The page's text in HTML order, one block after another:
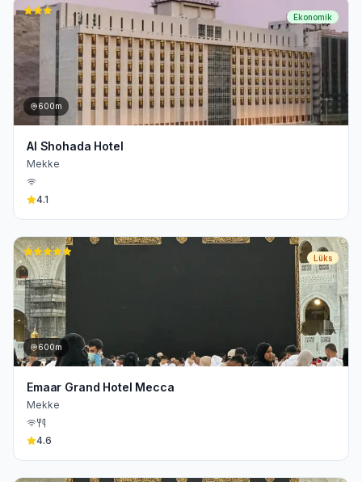
Ekonomik
600m
Al Shohada Hotel
Mekke
4.1
Lüks
600m
Emaar Grand Hotel Mecca
Mekke
4.6